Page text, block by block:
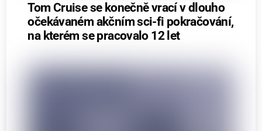
Tom Cruise se konečně vrací v dlouho
očekávaném akčním sci-fi pokračování,
na kterém se pracovalo 12 let